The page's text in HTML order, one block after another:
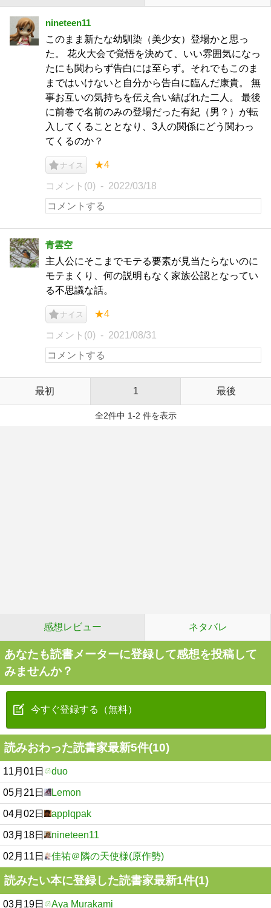
nineteen11
このまま新たな幼馴染（美少女）登場かと思っ
た。 花火大会で覚悟を決めて、いい雰囲気になっ
たにも関わらず告白には至らず。それでもこのま
まではいけないと自分から告白に臨んだ康貴。 無
事お互いの気持ちを伝え合い結ばれた二人。 最後
に前巻で名前のみの登場だった有紀（男？）が転
入してくることとなり、3人の関係にどう関わっ
てくるのか？
ナイス ★4
コメント(0) 2022/03/18
青雲空
主人公にそこまでモテる要素が見当たらないのに
モテまくり、何の説明もなく家族公認となってい
る不思議な話。
ナイス ★4
コメント(0) 2021/08/31
最初 1 最後
全2件中 1-2 件を表示
感想レビュー ネタバレ
あなたも読書メーターに登録して感想を投稿して
みませんか？
今すぐ登録する（無料）
読みおわった読書家最新5件(10)
11月01日 duo
05月21日 Lemon
04月02日 applqpak
03月18日 nineteen11
02月11日 佳祐＠隣の天使様(原作勢)
読みたい本に登録した読書家最新1件(1)
03月19日 Aya Murakami